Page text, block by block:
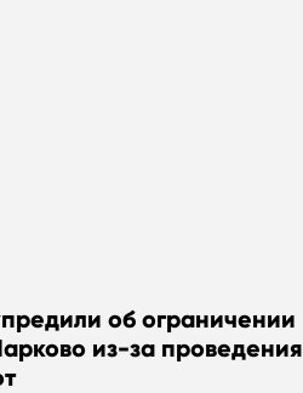
об ограничении
из-за проведения